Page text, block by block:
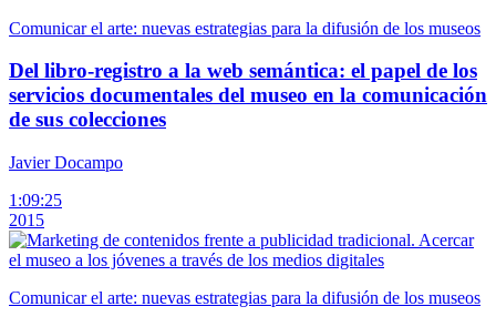
Comunicar el arte: nuevas estrategias para la difusión de los museos
Del libro-registro a la web semántica: el papel de los
servicios documentales del museo en la comunicación
de sus colecciones
Javier Docampo
1:09:25
2015
Comunicar el arte: nuevas estrategias para la difusión de los museos